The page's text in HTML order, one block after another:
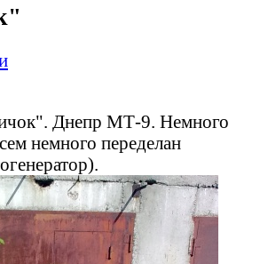
Днепр МТ-9. Немного
немного переделан